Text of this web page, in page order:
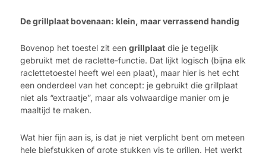
De grillplaat bovenaan: klein, maar verrassend handig
Bovenop het toestel zit een grillplaat die je tegelijk
gebruikt met de raclette-functie. Dat lijkt logisch (bijna elk
raclettetoestel heeft wel een plaat), maar hier is het echt
een onderdeel van het concept: je gebruikt die grillplaat
niet als “extraatje”, maar als volwaardige manier om je
maaltijd te maken.
Wat hier fijn aan is, is dat je niet verplicht bent om meteen
hele biefstukken of grote stukken vis te grillen. Het werkt